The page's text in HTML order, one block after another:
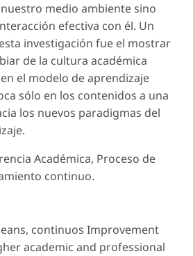
medio ambiente sino
efectiva con él. Un
investigación fue el mostrar
de la cultura académica
el modelo de aprendizaje
sólo en los contenidos a una
los nuevos paradigmas del
Académica, Proceso de
continuo.
continuos Improvement
academic and professional